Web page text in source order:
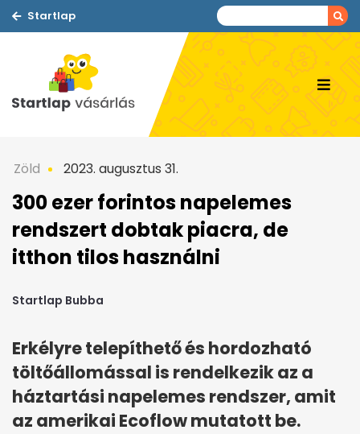
Startlap
Zöld 2023. augusztus 31.
300 ezer forintos napelemes
rendszert dobtak piacra, de
itthon tilos használni
Startlap Bubba
Erkélyre telepíthető és hordozható
töltőállomással is rendelkezik az a
háztartási napelemes rendszer, amit
az amerikai Ecoflow mutatott be.